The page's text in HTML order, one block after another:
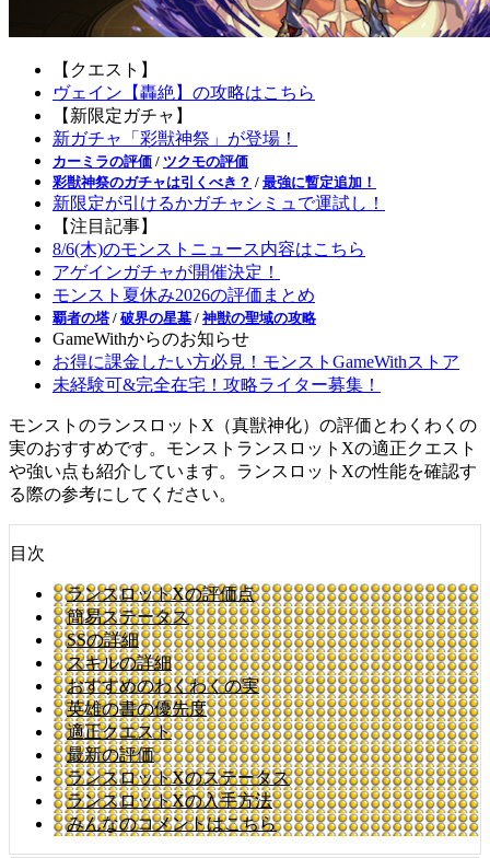
【クエスト】
ヴェイン【轟絶】の攻略はこちら
【新限定ガチャ】
新ガチャ「彩獣神祭」が登場！
カーミラの評価 / ツクモの評価
彩獣神祭のガチャは引くべき？ / 最強に暫定追加！
新限定が引けるかガチャシミュで運試し！
【注目記事】
8/6(木)のモンストニュース内容はこちら
アゲインガチャが開催決定！
モンスト夏休み2026の評価まとめ
覇者の塔 / 破界の星墓 / 神獣の聖域の攻略
GameWithからのお知らせ
お得に課金したい方必見！モンストGameWithストア
未経験可&完全在宅！攻略ライター募集！
モンストのランスロットX（真獣神化）の評価とわくわくの
実のおすすめです。モンストランスロットXの適正クエスト
や強い点も紹介しています。ランスロットXの性能を確認す
る際の参考にしてください。
目次
ランスロットXの評価点
簡易ステータス
SSの詳細
スキルの詳細
おすすめのわくわくの実
英雄の書の優先度
適正クエスト
最新の評価
ランスロットXのステータス
ランスロットXの入手方法
みんなのコメントはこちら